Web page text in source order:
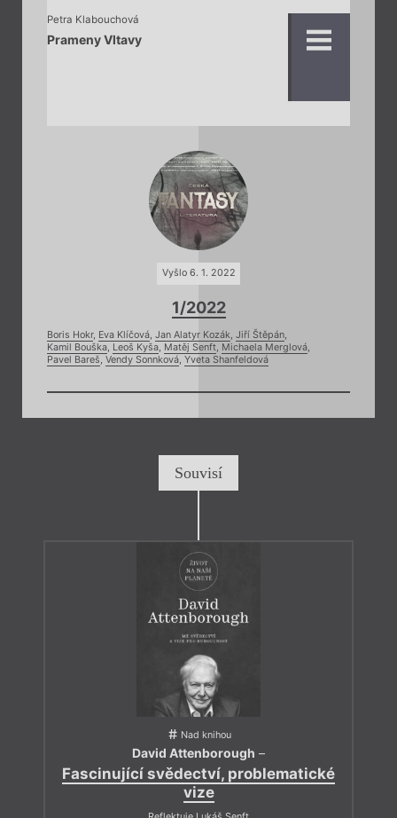
Petra Klabouchová
Prameny Vltavy
Vyšlo 6. 1. 2022
1/2022
Boris Hokr, Eva Klíčová, Jan Alatyr Kozák, Jiří Štěpán,
Kamil Bouška, Leoš Kyša, Matěj Senft, Michaela Merglová,
Pavel Bareš, Vendy Sonnková, Yveta Shanfeldová
Souvisí
Nad knihou
David Attenborough –
Fascinující svědectví, problematické
vize